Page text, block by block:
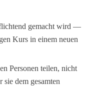
gemacht wird —
Kurs in einem neuen
Personen teilen, nicht
dem gesamten